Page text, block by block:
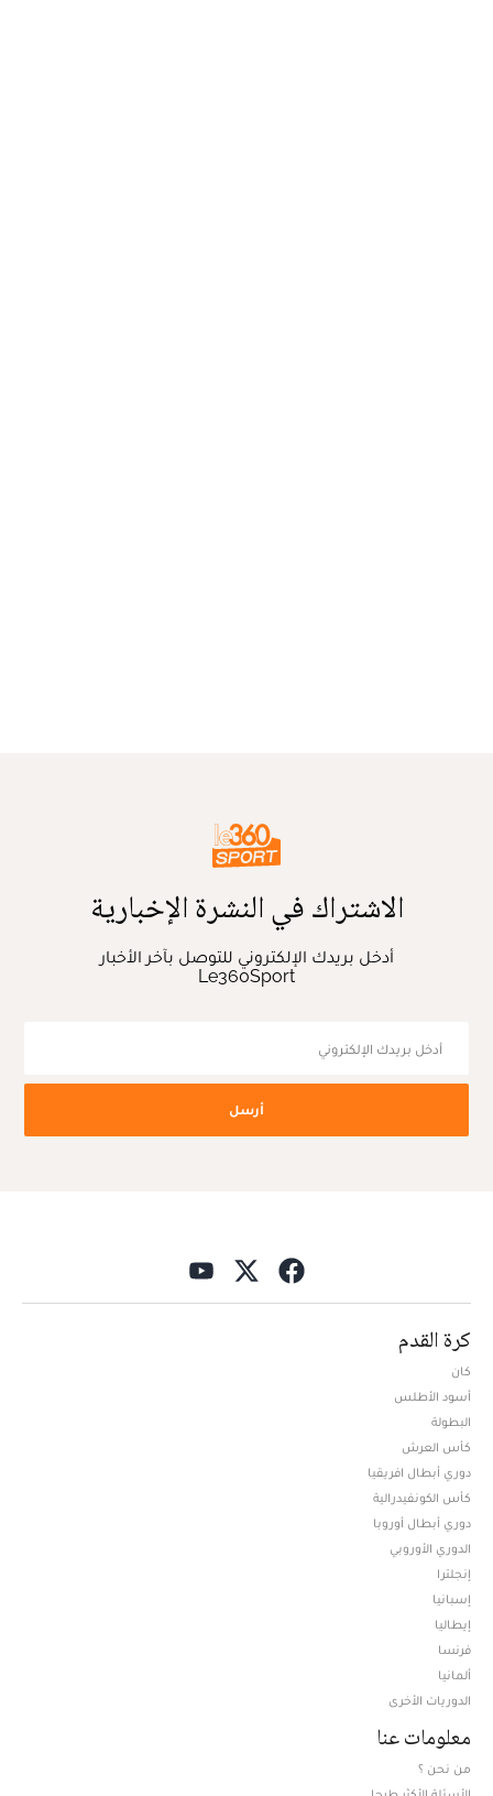
الاشتراك في النشرة الإخبارية
أدخل بريدك الإلكتروني للتوصل بآخر الأخبار
Le360Sport
أرسل
كرة القدم
كان
أسود الأطلس
البطولة
كأس العرش
دوري أبطال افريقيا
كأس الكونفيدرالية
دوري أبطال أوروبا
الدوري الأوروبي
إنجلترا
إسبانيا
إيطاليا
فرنسا
ألمانيا
الدوريات الأخرى
معلومات عنا
من نحن ؟